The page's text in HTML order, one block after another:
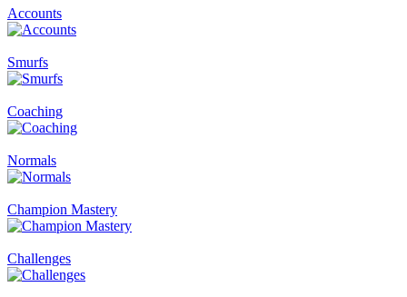
Accounts
Smurfs
Coaching
Normals
Champion Mastery
Challenges